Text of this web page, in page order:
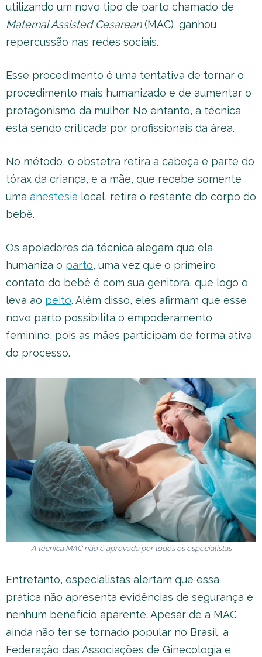
utilizando um novo tipo de parto chamado de
Maternal Assisted Cesarean(MAC), ganhou
repercussão nas redes sociais.
Esse procedimento é uma tentativa de tornar o
procedimento mais humanizado e de aumentar o
protagonismo da mulher. No entanto, a técnica
está sendo criticada por profissionais da área.
No método, o obstetra retira a cabeça e parte do
tórax da criança, e a mãe, que recebe somente
uma anestesia local, retira o restante do corpo do
bebê.
Os apoiadores da técnica alegam que ela
humaniza o parto, uma vez que o primeiro
contato do bebê é com sua genitora, que logo o
leva ao peito. Além disso, eles afirmam que esse
novo parto possibilita o empoderamento
feminino, pois as mães participam de forma ativa
do processo.
A técnica MAC não é aprovada por todos os especialistas
Entretanto, especialistas alertam que essa
prática não apresenta evidências de segurança e
nenhum benefício aparente. Apesar de a MAC
ainda não ter se tornado popular no Brasil, a
Federação das Associações de Ginecologia e